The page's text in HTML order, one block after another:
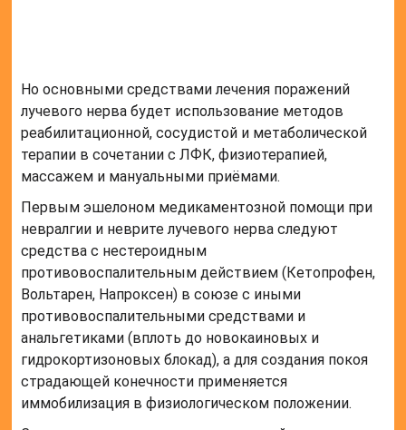
Но основными средствами лечения поражений
лучевого нерва будет использование методов
реабилитационной, сосудистой и метаболической
терапии в сочетании с ЛФК, физиотерапией,
массажем и мануальными приёмами.
Первым эшелоном медикаментозной помощи при
невралгии и неврите лучевого нерва следуют
средства с нестероидным
противовоспалительным действием (Кетопрофен,
Вольтарен, Напроксен) в союзе с иными
противовоспалительными средствами и
анальгетиками (вплоть до новокаиновых и
гидрокортизоновых блокад), а для создания покоя
страдающей конечности применяется
иммобилизация в физиологическом положении.